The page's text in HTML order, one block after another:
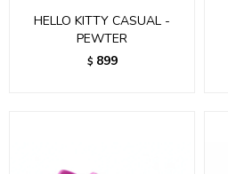
HELLO KITTY CASUAL -
PEWTER
$ 899